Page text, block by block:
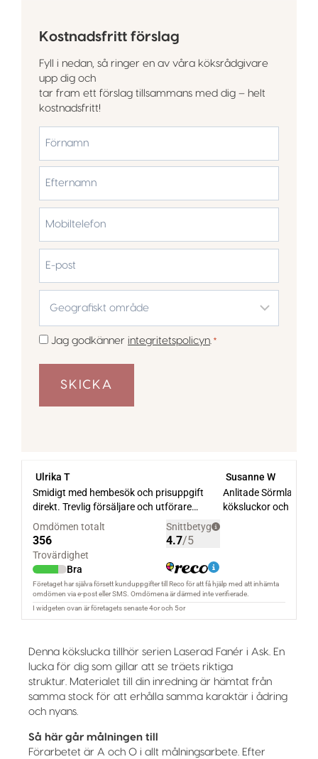
Kostnadsfritt förslag
Fyll i nedan, så ringer en av våra köksrådgivare
upp dig och
tar fram ett förslag tillsammans med dig – helt
kostnadsfritt!
Efternamn
post
område
Samtycke
Jag godkänner integritetspolicyn. *
Denna kökslucka tillhör serien Laserad Fanér i Ask. En
lucka för dig som gillar att se träets riktiga
struktur. Materialet till din inredning är hämtat från
samma stock för att erhålla samma karaktär i ådring
och nyans.
Så här går målningen till
Förarbetet är A och O i allt målningsarbete. Efter